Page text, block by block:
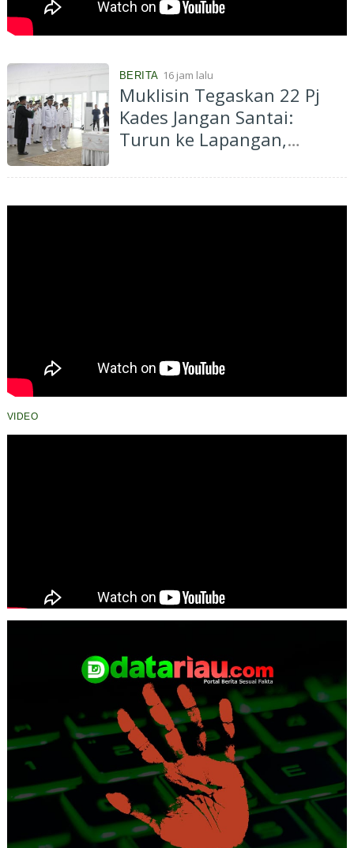
BERITA 16 jam lalu
Muklisin Tegaskan 22 Pj
Kades Jangan Santai:
Turun ke Lapangan,
Masyarakat
VIDEO